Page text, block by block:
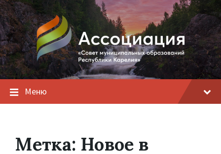
Меню
Метка: Новое в